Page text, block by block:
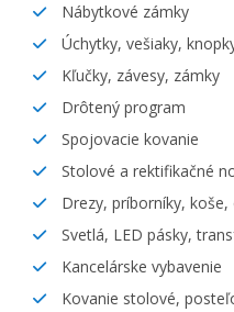
Nábytkové zámky
Úchytky, vešiaky,
Kľučky, závesy, zámky
Drôtený program
Spojovacie kovanie
Stolové a rektifikačné
Drezy, príborníky, koše,
Svetlá, LED pásky,
Kancelárske vybavenie
Kovanie stolové,